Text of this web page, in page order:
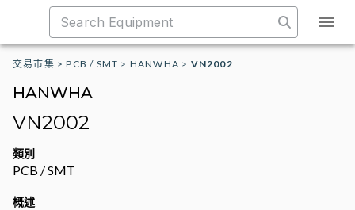
交易市集 >PCB / SMT > HANWHA > VN2002
HANWHA
VN2002
類別
PCB / SMT
概述